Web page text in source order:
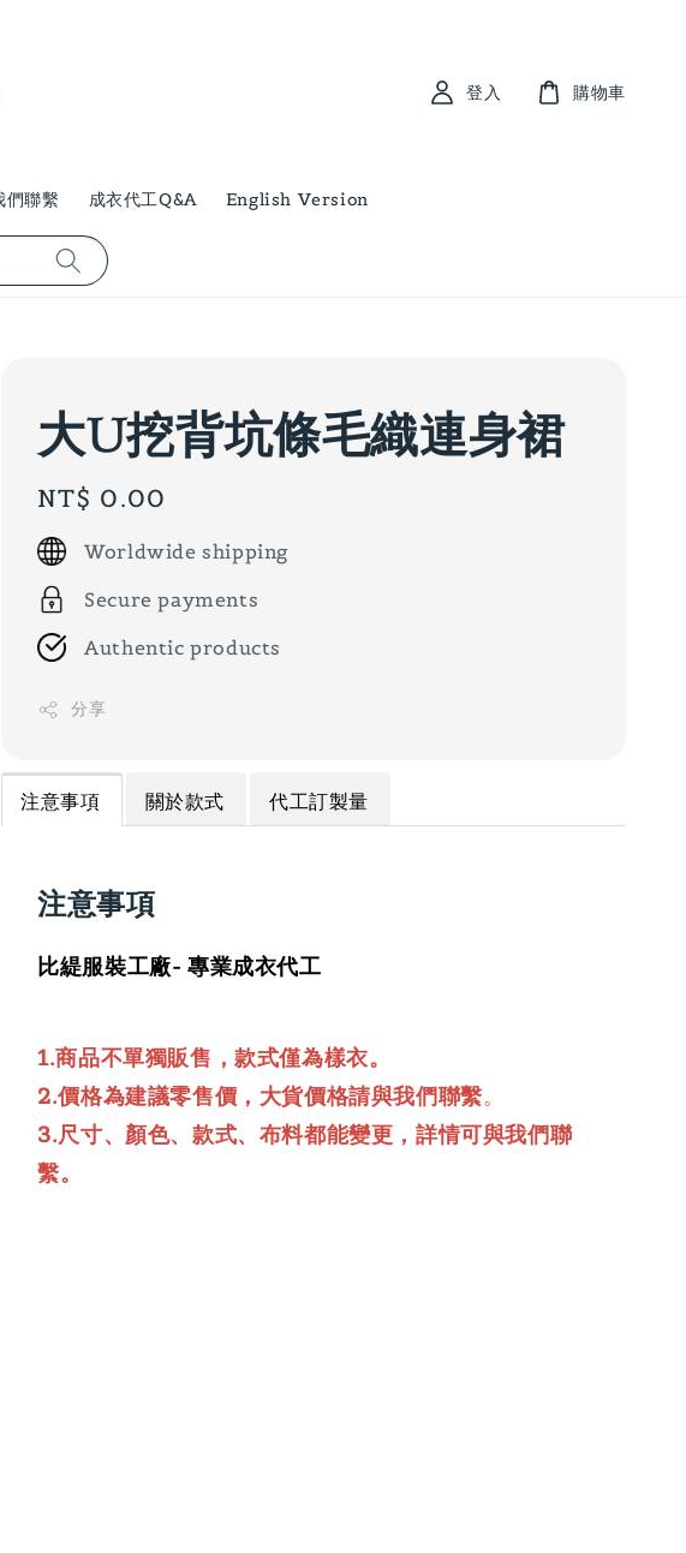
們聯繫 成衣代工Q&A English Version
登入 購物車
大U挖背坑條毛織連身裙
Regular
price
NT$ 0.00
Worldwide shipping
Secure payments
Authentic products
分享
注意事項 關於款式 代工訂製量
注意事項
比緹服裝工廠- 專業成衣代工
1.商品不單獨販售，款式僅為樣衣。
2.價格為建議零售價，大貨價格請與我們聯繫。
3.尺寸、顏色、款式、布料都能變更，詳情可與我們聯
繫。